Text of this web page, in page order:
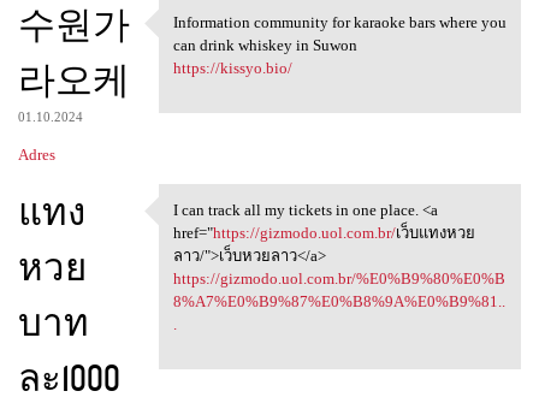
수원가
라오케
01.10.2024
Adres
Information community for
Information community for karaoke bars where you
can drink whiskey in Suwon
https://kissyo.bio/
แทง
หวย
บาท
ละ1000
I can track all my tickets in
I can track all my tickets in one place. <a
href="https://gizmodo.uol.com.br/เว็บแทงหวย
ลาว/">เว็บหวยลาว</a>
https://gizmodo.uol.com.br/%E0%B9%80%E0%B
8%A7%E0%B9%87%E0%B8%9A%E0%B9%81..
.